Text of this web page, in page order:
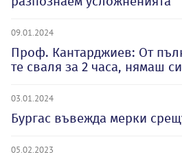
09.01.2024
Проф. Кантарджиев: От
те сваля за 2 часа, нямаш
03.01.2024
Бургас въвежда мерки
05.02.2023